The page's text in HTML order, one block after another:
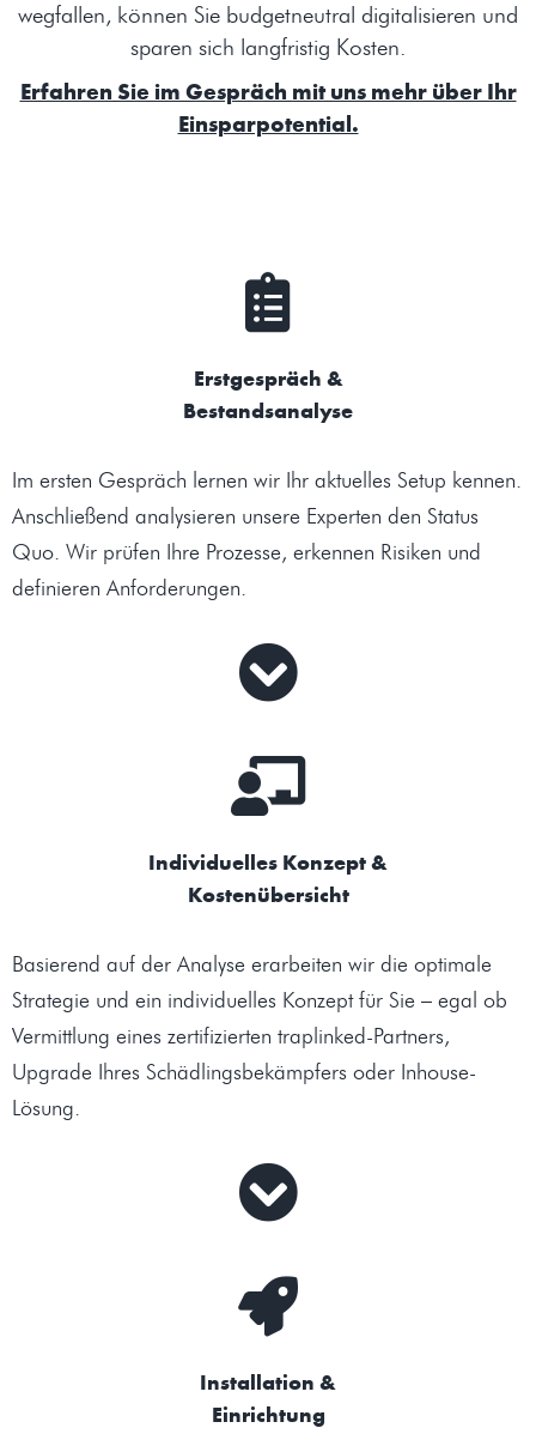
wegfallen, können Sie budgetneutral digitalisieren und
sparen sich langfristig Kosten.
Erfahren Sie im Gespräch mit uns mehr über Ihr
Einsparpotential.
Erstgespräch &
Bestandsanalyse
Im ersten Gespräch lernen wir Ihr aktuelles Setup kennen.
Anschließend analysieren unsere Experten den Status
Quo. Wir prüfen Ihre Prozesse, erkennen Risiken und
definieren Anforderungen.
Individuelles Konzept &
Kostenübersicht
Basierend auf der Analyse erarbeiten wir die optimale
Strategie und ein individuelles Konzept für Sie – egal ob
Vermittlung eines zertifizierten traplinked-Partners,
Upgrade Ihres Schädlingsbekämpfers oder Inhouse-
Lösung.
Installation &
Einrichtung